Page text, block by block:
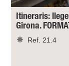
Itineraris:
Girona.
Ref. 21.4